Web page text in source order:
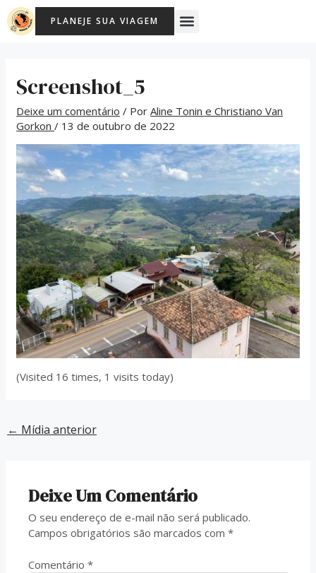
para
PLANEJE SUA VIAGEM Menu
Screenshot_5
Deixe um comentário / PorAline Tonin e Christiano Van
Gorkon/ 13 de outubro de 2022
(Visited 16 times, 1 visits today)
Post
navigation
← Mídia anterior
Deixe Um Comentário
O seu endereço de e-mail não será publicado.
Campos obrigatórios são marcados com*
Comentário*